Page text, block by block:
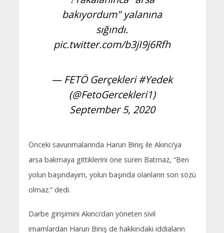
bakıyordum" yalanına
sığındı.
pic.twitter.com/b3jI9j6Rfh
— FETÖ Gerçekleri #Yedek
(@FetoGercekleri1)
September 5, 2020
Önceki savunmalarında Harun Biniş ile Akıncı’ya
arsa bakmaya gittiklerini öne süren Batmaz, “Ben
yolun başındayım, yolun başında olanların son sözü
olmaz.” dedi.
Darbe girişimini Akıncı’dan yöneten sivil
imamlardan Harun Biniş de hakkındaki iddiaların